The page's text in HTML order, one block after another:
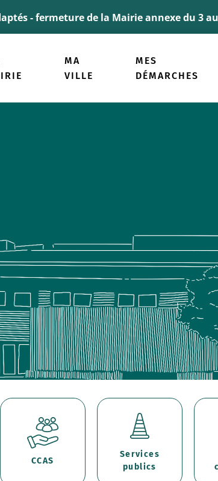
- fermeture de la Mairie annexe du 3
MA
VILLE
MES
DÉMARCHES
CCAS
Services
publics